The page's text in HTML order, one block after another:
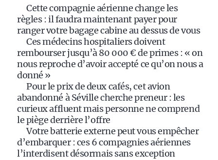
Cette compagnie aérienne change les
règles : il faudra maintenant payer pour
ranger votre bagage cabine au dessus de vous
Ces médecins hospitaliers doivent
rembourser jusqu’à 80 000 € de primes : « on
nous reproche d’avoir accepté ce qu’on nous a
donné »
Pour le prix de deux cafés, cet avion
abandonné à Séville cherche preneur : les
curieux affluent mais personne ne comprend
le piège derrière l’offre
Votre batterie externe peut vous empêcher
d’embarquer : ces 6 compagnies aériennes
l’interdisent désormais sans exception